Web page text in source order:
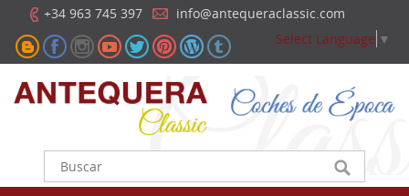
+34 963 745 397
info@antequeraclassic.com
Select Language ▼